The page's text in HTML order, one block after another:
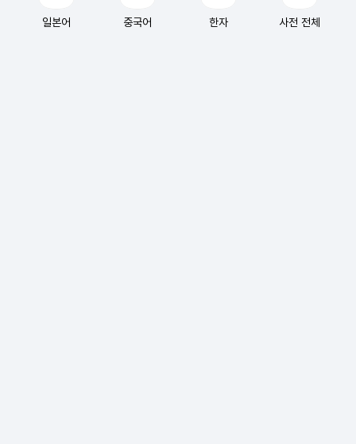
일본어 중국어 한자 사전 전체